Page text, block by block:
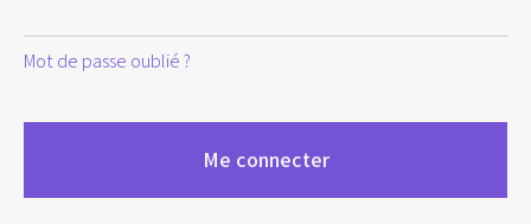
Mot de passe oublié ?